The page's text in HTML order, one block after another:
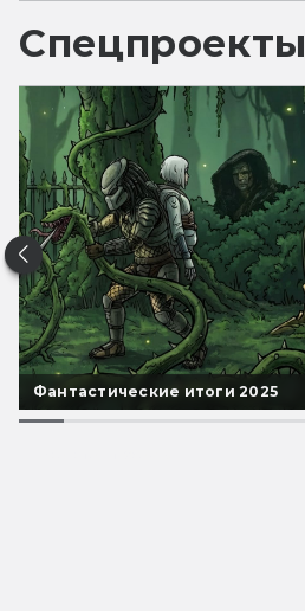
Спецпроекты
Фантастические итоги 2025